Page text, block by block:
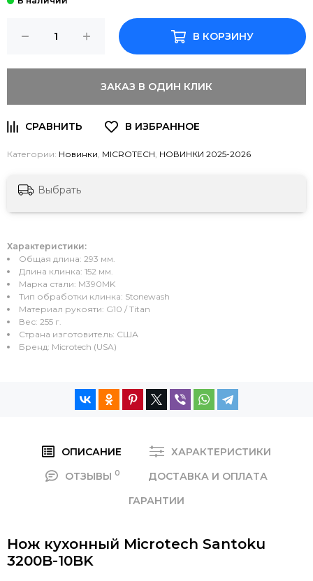
В КОРЗИНУ
ЗАКАЗ В ОДИН КЛИК
Категории: Новинки, MICROTECH, НОВИНКИ 2025-2026
Выбрать
Характеристики:
Общая длина: 293 мм.
Длина клинка: 152 мм.
Марка стали: M390MK
Тип обработки клинка: Stonewash
Материал рукояти: G10 / Titan
Вес: 255 г.
Страна изготовитель: США
Бренд: Microtech (USA)
ОПИСАНИЕ
ХАРАКТЕРИСТИКИ
ОТЗЫВЫ 0
ДОСТАВКА И ОПЛАТА
ГАРАНТИИ
Нож кухонный Microtech Santoku
3200B-10BK